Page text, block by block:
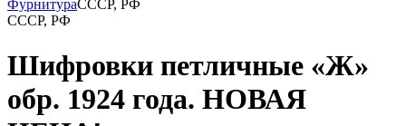
ФурнитураСССР, РФ
СССР, РФ
Шифровки петличные «Ж»
обр. 1924 года. НОВАЯ